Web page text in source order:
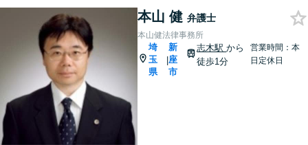
本山 健 弁護士
本山健法律事務所
埼
玉
県
|
新
座
市
志木駅から
徒歩1分
営業時間：本
日定休日